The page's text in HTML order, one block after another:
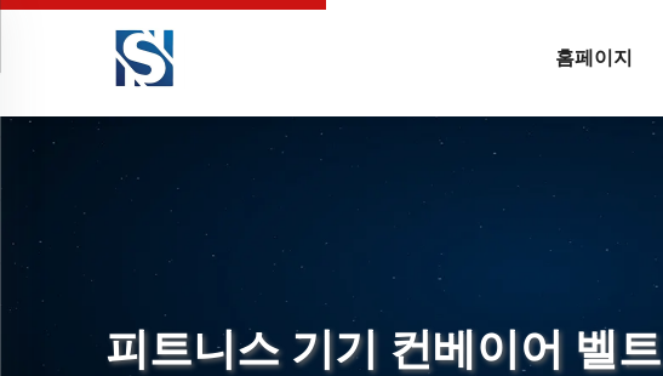
홈페이지
피트니스 기기 컨베이어 벨트